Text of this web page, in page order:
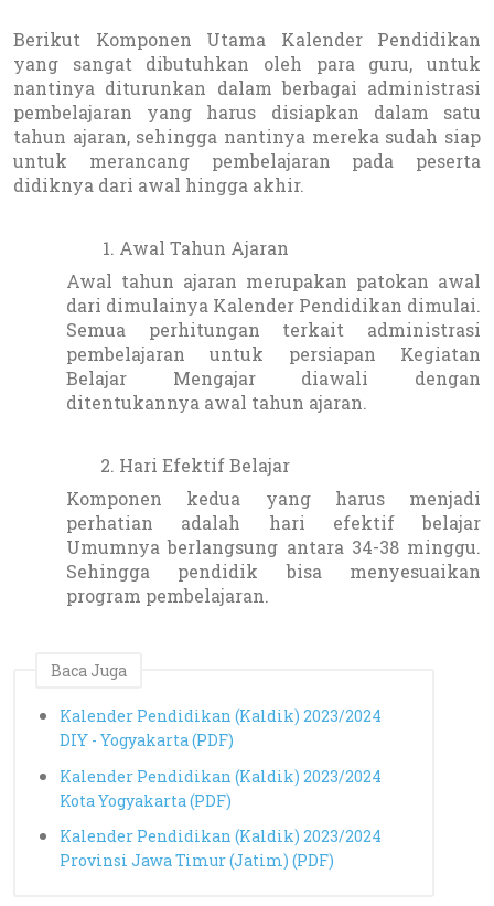
Berikut Komponen Utama Kalender Pendidikan
yang sangat dibutuhkan oleh para guru, untuk
nantinya diturunkan dalam berbagai administrasi
pembelajaran yang harus disiapkan dalam satu
tahun ajaran, sehingga nantinya mereka sudah siap
untuk merancang pembelajaran pada peserta
didiknya dari awal hingga akhir.
Awal Tahun Ajaran
Awal tahun ajaran merupakan patokan awal
dari dimulainya Kalender Pendidikan dimulai.
Semua perhitungan terkait administrasi
pembelajaran untuk persiapan Kegiatan
Belajar Mengajar diawali dengan
ditentukannya awal tahun ajaran.
Hari Efektif Belajar
Komponen kedua yang harus menjadi
perhatian adalah hari efektif belajar
Umumnya berlangsung antara 34-38 minggu.
Sehingga pendidik bisa menyesuaikan
program pembelajaran.
Baca Juga
Kalender Pendidikan (Kaldik) 2023/2024
DIY - Yogyakarta (PDF)
Kalender Pendidikan (Kaldik) 2023/2024
Kota Yogyakarta (PDF)
Kalender Pendidikan (Kaldik) 2023/2024
Provinsi Jawa Timur (Jatim) (PDF)